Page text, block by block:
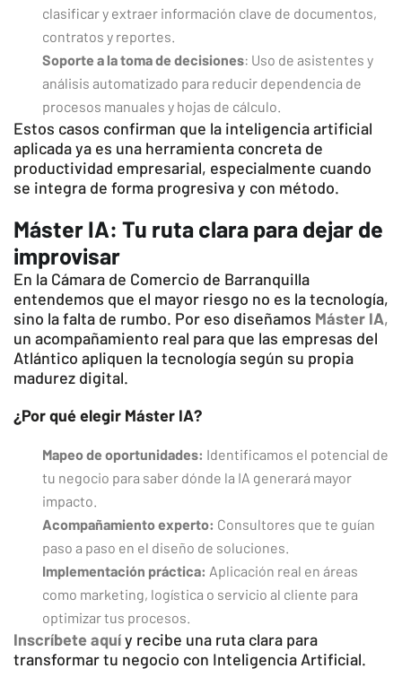
clasificar y extraer información clave de documentos,
contratos y reportes.
Soporte a la toma de decisiones: Uso de asistentes y
análisis automatizado para reducir dependencia de
procesos manuales y hojas de cálculo.
Estos casos confirman que la inteligencia artificial
aplicada ya es una herramienta concreta de
productividad empresarial, especialmente cuando
se integra de forma progresiva y con método.
Máster IA: Tu ruta clara para dejar de
improvisar
En la Cámara de Comercio de Barranquilla
entendemos que el mayor riesgo no es la tecnología,
sino la falta de rumbo. Por eso diseñamos Máster IA,
un acompañamiento real para que las empresas del
Atlántico apliquen la tecnología según su propia
madurez digital.
¿Por qué elegir Máster IA?
Mapeo de oportunidades: Identificamos el potencial de
tu negocio para saber dónde la IA generará mayor
impacto.
Acompañamiento experto: Consultores que te guían
paso a paso en el diseño de soluciones.
Implementación práctica: Aplicación real en áreas
como marketing, logística o servicio al cliente para
optimizar tus procesos.
Inscríbete aquíy recibe una ruta clara para
transformar tu negocio con Inteligencia Artificial.